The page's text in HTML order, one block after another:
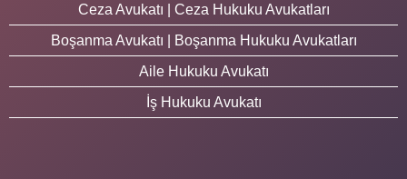
Ceza Avukatı | Ceza Hukuku Avukatları
Boşanma Avukatı | Boşanma Hukuku Avukatları
Aile Hukuku Avukatı
İş Hukuku Avukatı